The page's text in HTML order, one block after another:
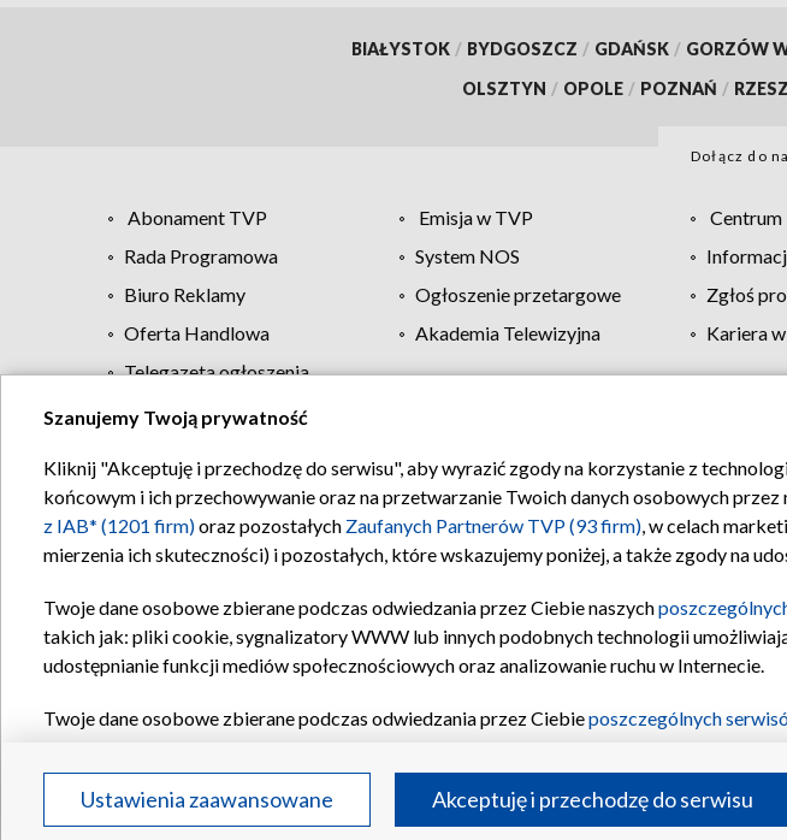
BIAŁYSTOK / BYDGOSZCZ / GDAŃSK / GORZÓW
OLSZTYN / OPOLE / POZNAŃ /
Dołącz do
Abonament TVP Emisja w TVP
Rada Programowa
System NOS
Biuro Reklamy
Ogłoszenie przetargowe Zgłoś
Oferta Handlowa
Akademia Telewizyjna Kariera
Telegazeta ogłoszenia
Regulamin TVP Polityka prywatności
Szanujemy Twoją prywatność
Kliknij "Akceptuję i przechodzę do serwisu", aby wyrazić zgody na korzystanie z
końcowym i ich przechowywanie oraz na przetwarzanie Twoich danych osobowych przez
z IAB* (1201 firm)oraz pozostałych Zaufanych Partnerów TVP (93 firm), w celach
mierzenia ich skuteczności) i pozostałych, które wskazujemy poniżej, a także zgody na
Twoje dane osobowe zbierane podczas odwiedzania przez Ciebie naszych
takich jak: pliki cookie, sygnalizatory WWW lub innych podobnych technologii
udostępnianie funkcji mediów społecznościowych oraz analizowanie ruchu w Internecie.
Twoje dane osobowe zbierane podczas odwiedzania przez Ciebieposzczególnych
Partnerów TVPdla realizacji następujących celów i funkcji: przechowywania informacji
reklam, tworzenia profilu spersonalizowanych reklam, tworzenia profilu
treści, stosowania badań rynkowych w celu generowania opinii odbiorców,
Ustawienia zaawansowane Akceptuję i przechodzę do serwisu